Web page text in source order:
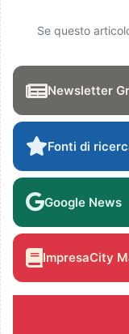
Se questo
Newsletter
Fonti di
Google News
ImpresaCity